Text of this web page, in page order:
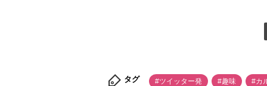
タグ #ツイッター発 #趣味 #カ